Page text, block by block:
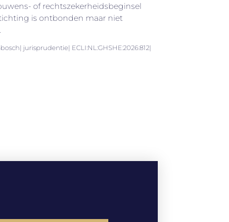
of rechtszekerheidsbeginsel
is ontbonden maar niet
jurisprudentie| ECLI:NL:GHSHE:2026:812|